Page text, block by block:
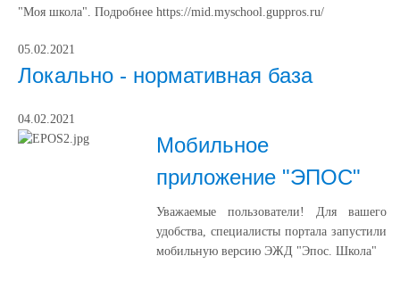
"Моя школа". Подробнее https://mid.myschool.guppros.ru/
05.02.2021
Локально - нормативная база
04.02.2021
Мобильное
приложение "ЭПОС"
Уважаемые пользователи! Для вашего
удобства, специалисты портала запустили
мобильную версию ЭЖД "Эпос. Школа"